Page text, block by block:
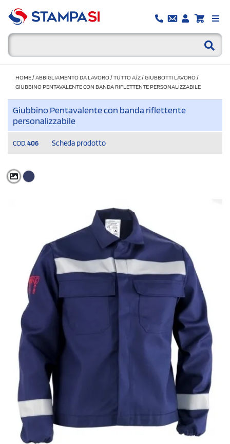
HOME/ABBIGLIAMENTO DA LAVORO/TUTTO A/Z/GIUBBOTTI LAVORO/
GIUBBINO PENTAVALENTE CON BANDA RIFLETTENTE PERSONALIZZABILE
Giubbino Pentavalente con banda riflettente
personalizzabile
COD. 406 Scheda prodotto